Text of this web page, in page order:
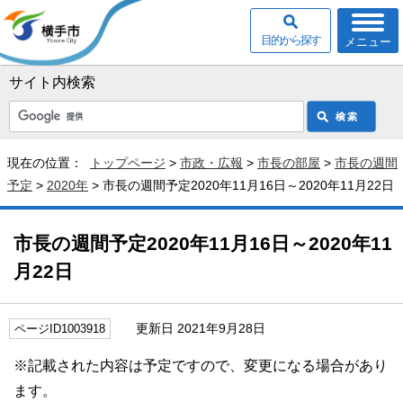
サイト内検索
メニュー
目的から探す
現在の位置： トップページ > 市政・広報 > 市長の部屋 > 市長の週間
予定 > 2020年 > 市長の週間予定2020年11月16日～2020年11月22日
市長の週間予定2020年11月16日～2020年11
月22日
ページID1003918 更新日 2021年9月28日
※記載された内容は予定ですので、変更になる場合があり
ます。